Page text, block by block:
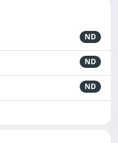
ND
ND
ND